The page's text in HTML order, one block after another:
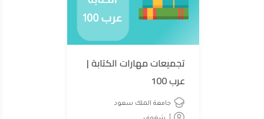
تجميعات مهارات الكتابة |
عرب 100
جامعة الملك سعود